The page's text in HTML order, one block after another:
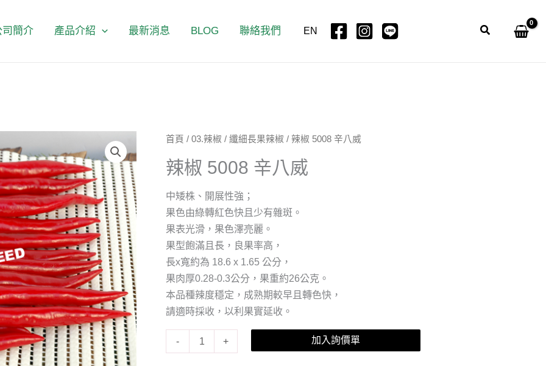
司簡介 產品介紹 最新消息 BLOG 聯絡我們 EN
搜
首頁 /03.辣椒 /纖細長果辣椒 / 辣椒 5008 辛八威
辣椒 5008 辛八威
中矮株、開展性強；
果色由綠轉紅色快且少有雜斑。
果表光滑，果色澤亮麗。
果型飽滿且長，良果率高，
長x寬約為 18.6 x 1.65 公分，
果肉厚0.28-0.3公分，果重約26公克。
本品種辣度穩定，成熟期較早且轉色快，
請適時採收，以利果實延收。
-
辣
5008
+ 加入詢價單